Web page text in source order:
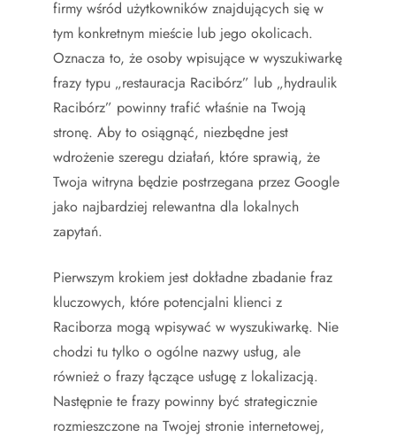
firmy wśród użytkowników znajdujących się w
tym konkretnym mieście lub jego okolicach.
Oznacza to, że osoby wpisujące w wyszukiwarkę
frazy typu „restauracja Racibórz” lub „hydraulik
Racibórz” powinny trafić właśnie na Twoją
stronę. Aby to osiągnąć, niezbędne jest
wdrożenie szeregu działań, które sprawią, że
Twoja witryna będzie postrzegana przez Google
jako najbardziej relewantna dla lokalnych
zapytań.
Pierwszym krokiem jest dokładne zbadanie fraz
kluczowych, które potencjalni klienci z
Raciborza mogą wpisywać w wyszukiwarkę. Nie
chodzi tu tylko o ogólne nazwy usług, ale
również o frazy łączące usługę z lokalizacją.
Następnie te frazy powinny być strategicznie
rozmieszczone na Twojej stronie internetowej,